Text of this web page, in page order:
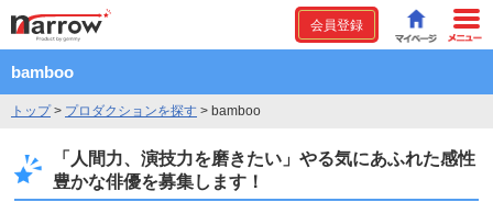
会員登録
bamboo
トップ> プロダクションを探す > bamboo
「人間力、演技力を磨きたい」やる気にあふれた感性
豊かな俳優を募集します！